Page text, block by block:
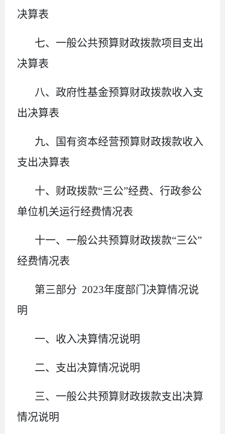
决算表
七、一般公共预算财政拨款项目支出
决算表
八、政府性基金预算财政拨款收入支
出决算表
九、国有资本经营预算财政拨款收入
支出决算表
十、财政拨款“三公”经费、行政参公
单位机关运行经费情况表
十一、一般公共预算财政拨款“三公”
经费情况表
第三部分 2023年度部门决算情况说
明
一、收入决算情况说明
二、支出决算情况说明
三、一般公共预算财政拨款支出决算
情况说明